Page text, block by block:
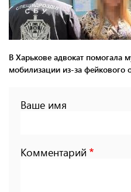
В Харькове адвокат помогала
мобилизации из-за фейкового
Ваше имя
Комментарий